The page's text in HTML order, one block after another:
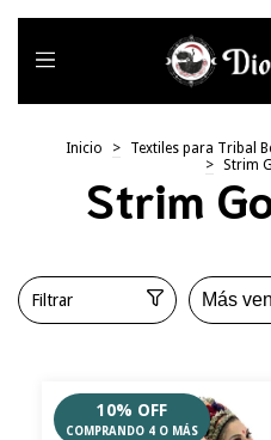
Inicio > Textiles para Tribal
> Strim
Strim
Filtrar
10% OFF
COMPRANDO 4 O MÁS